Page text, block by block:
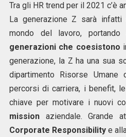
Tra gli HR trend per il 2021 c’è
La generazione Z sarà infatti
mondo del lavoro,
generazioni che coesistono
generazione, la Z ha una sua
dipartimento Risorse Umane
percorsi di carriera, i benefit,
chiave per motivare i nuovi
missionaziendale. Grande
Corporate Responsibilitye